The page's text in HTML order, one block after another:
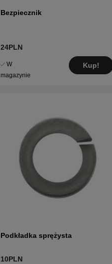
Bezpiecznik
24PLN
W
magazynie
Kup!
Podkładka sprężysta
10PLN